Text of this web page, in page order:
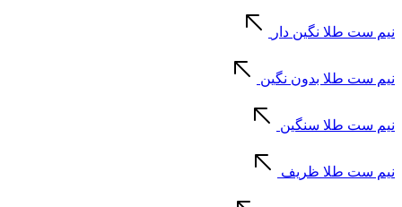
نیم ست طلا نگین دار
نیم ست طلا بدون نگین
نیم ست طلا سنگین
نیم ست طلا ظریف